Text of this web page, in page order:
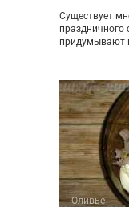
Существует
праздничного
придумывают
Оливье